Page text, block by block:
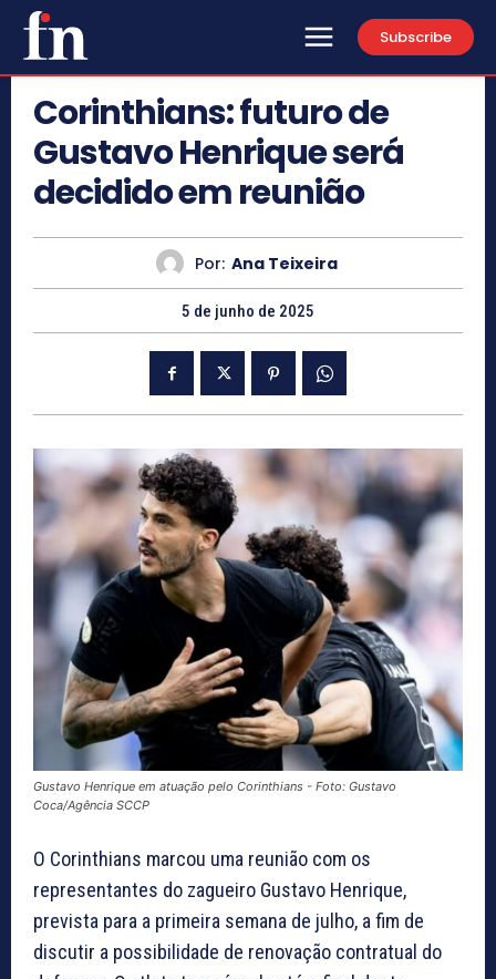
Subscribe
Corinthians: futuro de
Gustavo Henrique será
decidido em reunião
Por: Ana Teixeira
5 de junho de 2025
Gustavo Henrique em atuação pelo Corinthians - Foto: Gustavo
Coca/Agência SCCP
O Corinthians marcou uma reunião com os
representantes do zagueiro Gustavo Henrique,
prevista para a primeira semana de julho, a fim de
discutir a possibilidade de renovação contratual do